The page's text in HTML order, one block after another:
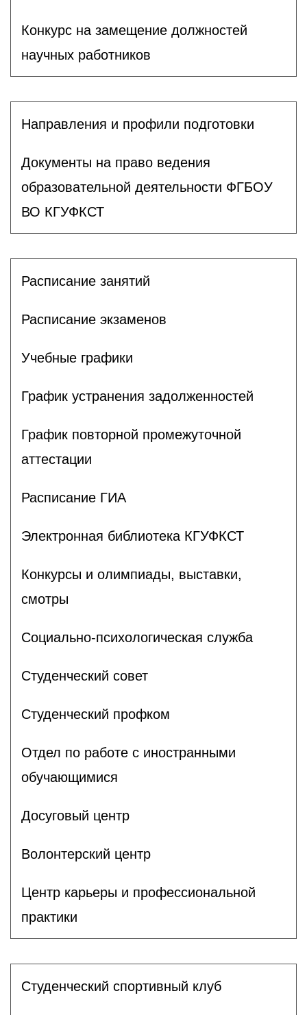
Конкурс на замещение должностей
научных работников
Направления и профили подготовки
Документы на право ведения
образовательной деятельности ФГБОУ
ВО КГУФКСТ
Расписание занятий
Расписание экзаменов
Учебные графики
График устранения задолженностей
График повторной промежуточной
аттестации
Расписание ГИА
Электронная библиотека КГУФКСТ
Конкурсы и олимпиады, выставки,
смотры
Социально-психологическая служба
Студенческий совет
Студенческий профком
Отдел по работе с иностранными
обучающимися
Досуговый центр
Волонтерский центр
Центр карьеры и профессиональной
практики
Студенческий спортивный клуб